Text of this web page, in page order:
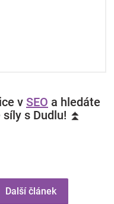
v SEO a hledáte
s Dudlu! ⏫
Další článek